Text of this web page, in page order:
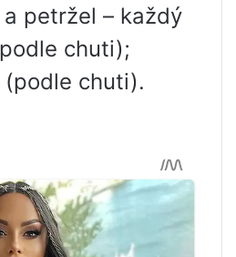
petržel – každý
chuti);
(podle chuti).